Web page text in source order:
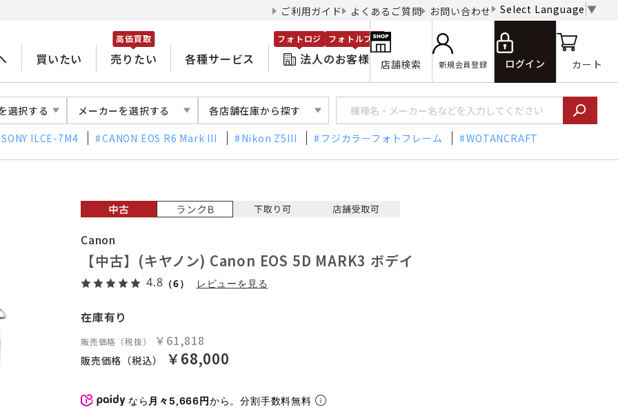
ご利用ガイド よくあるご質問 お問い合わせ Select Language ▼
買いたい 売りたい
高価買取
各種サービス 法人のお客様
フォトロジ フォトルプロ
店舗検索 新規会員登録 ログイン カート
選択する メーカーを選択する 各店舗在庫から探す
SONY ILCE-7M4 CANON EOS R6 Mark III Nikon Z5III フジカラーフォトフレーム WOTANCRAFT
Canon
【中古】(キヤノン) Canon EOS 5D MARK3 ボデイ
4.8 （6） レビューを見る
在庫有り
販売価格（税抜） ￥61,818
販売価格（税込） ￥68,000
なら 月々5,666円から。分割手数料無料